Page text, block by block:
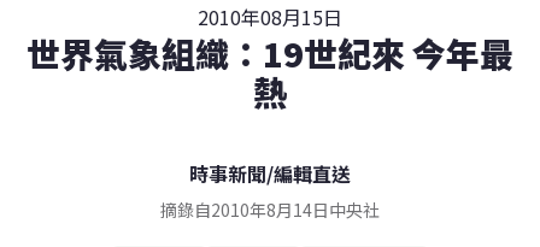
2010年08月15日
世界氣象組織：19世紀來 今年最
熱
時事新聞/編輯直送
摘錄自2010年8月14日中央社